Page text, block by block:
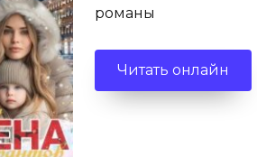
романы
Читать онлайн